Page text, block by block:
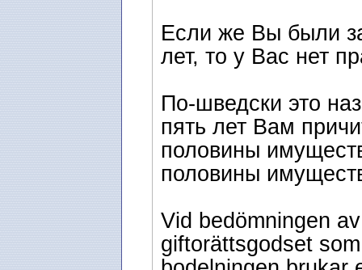
Если же Вы были
лет, то у Вас нет
По-шведски это
пять лет Вам
половины
половины
Vid bedömningen
giftorättsgodset